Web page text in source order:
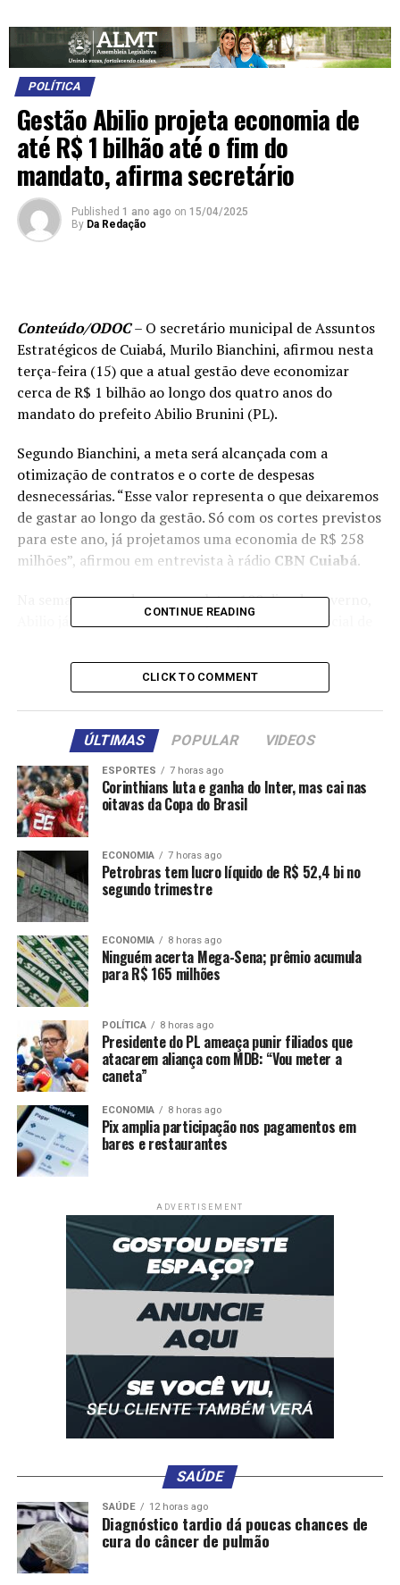
POLÍTICA
Gestão Abilio projeta economia de
até R$ 1 bilhão até o fim do
mandato, afirma secretário
Published 1 ano ago on 15/04/2025
By Da Redação
Conteúdo/ODOC – O secretário municipal de Assuntos
Estratégicos de Cuiabá, Murilo Bianchini, afirmou nesta
terça-feira (15) que a atual gestão deve economizar
cerca de R$ 1 bilhão ao longo dos quatro anos do
mandato do prefeito Abilio Brunini (PL).
Segundo Bianchini, a meta será alcançada com a
otimização de contratos e o corte de despesas
desnecessárias. “Esse valor representa o que deixaremos
de gastar ao longo da gestão. Só com os cortes previstos
para este ano, já projetamos uma economia de R$ 258
milhões”, afirmou em entrevista à rádio CBN Cuiabá.
Na semana passada, ao completar 100 dias de governo,
Abilio já havia anunciado a superação da meta inicial de
chegou a R$ 138 milhões.
base nos contratos revisados desde o início do mandato.
Segundo ele, 881 contratos foram analisados até o
momento.
Bianchini comparou a estratégia a conter desperdícios
em casa: “É como fechar uma torneira com vazamento.
Se não fecharmos, a água — ou nesse caso, o dinheiro
público — vai embora. Ao conter esse desperdício,
conseguimos direcionar os recursos para o que
realmente importa à população de Cuiabá”, afirmou.
Comentários
RELATED TOPICS:
DESTAQUE
ECONOMIA FIM
POLITICA
PROJETA SECRETÁRIO
UP NEXT
Prefeita de VG quita 43% da dívida deixada por Kalil e
DON'T MISS
Fortalecido, vice-prefeito tem participação direta nas
decisões de Moretti
CONTINUE READING
CLICK TO COMMENT
ÚLTIMAS POPULAR VIDEOS
ESPORTES 7 horas ago
Corinthians luta e ganha do Inter, mas cai nas
oitavas da Copa do Brasil
ECONOMIA 7 horas ago
Petrobras tem lucro líquido de R$ 52,4 bi no
segundo trimestre
ECONOMIA 8 horas ago
Ninguém acerta Mega-Sena; prêmio acumula
para R$ 165 milhões
POLÍTICA 8 horas ago
Presidente do PL ameaça punir filiados que
atacarem aliança com MDB: “Vou meter a
caneta”
ECONOMIA 8 horas ago
Pix amplia participação nos pagamentos em
bares e restaurantes
ADVERTISEMENT
SAÚDE
SAÚDE 12 horas ago
Diagnóstico tardio dá poucas chances de
cura do câncer de pulmão